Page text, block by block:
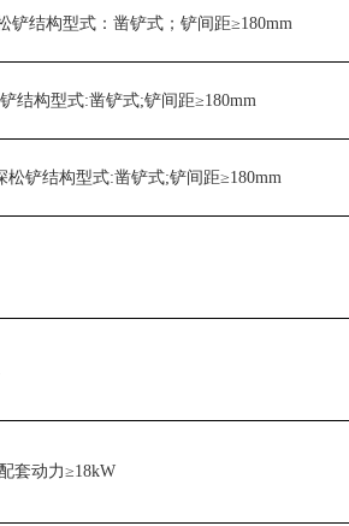
铲结构型式：凿铲式；铲间距≥180mm
结构型式:凿铲式;铲间距≥180mm
松铲结构型式:凿铲式;铲间距≥180mm
配套动力≥18kW